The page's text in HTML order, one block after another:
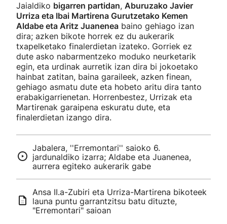
Jaialdiko bigarren partidan, Aburuzako Javier
Urriza eta Ibai Martirena Gurutzetako Kemen
Aldabe eta Aritz Juanenea baino gehiago izan
dira; azken bikote horrek ez du aukerarik
txapelketako finalerdietan izateko. Gorriek ez
dute asko nabarmentzeko moduko neurketarik
egin, eta urdinak aurretik izan dira bi jokoetako
hainbat zatitan, baina garaileek, azken finean,
gehiago asmatu dute eta hobeto aritu dira tanto
erabakigarrienetan. Horrenbestez, Urrizak eta
Martirenak garaipena eskuratu dute, eta
finalerdietan izango dira.
Jabalera, ''Erremontari'' saioko 6.
jardunaldiko izarra; Aldabe eta Juanenea,
aurrera egiteko aukerarik gabe
Ansa II.a-Zubiri eta Urriza-Martirena bikoteek
launa puntu garrantzitsu batu dituzte,
"Erremontari" saioan